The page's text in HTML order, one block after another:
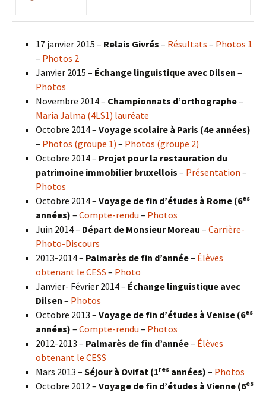
17 janvier 2015 – Relais Givrés – Résultats – Photos 1
– Photos 2
Janvier 2015 – Échange linguistique avec Dilsen –
Photos
Novembre 2014 – Championnats d’orthographe–
Maria Jalma (4LS1) lauréate
Octobre 2014 – Voyage scolaire à Paris (4e années)
– Photos (groupe 1) – Photos (groupe 2)
Octobre 2014 – Projet pour la restauration du
patrimoine immobilier bruxellois – Présentation –
Photos
Octobre 2014 – Voyage de fin d’études à Rome (6es
années) – Compte-rendu – Photos
Juin 2014 – Départ de Monsieur Moreau – Carrière-
Photo-Discours
2013-2014 – Palmarès de fin d’année– Élèves
obtenant le CESS – Photo
Janvier- Février 2014 – Échange linguistique avec
Dilsen – Photos
Octobre 2013 – Voyage de fin d’études à Venise (6es
années) – Compte-rendu – Photos
2012-2013 – Palmarès de fin d’année– Élèves
obtenant le CESS
Mars 2013 – Séjour à Ovifat (1res années) – Photos
Octobre 2012 – Voyage de fin d’études à Vienne (6es